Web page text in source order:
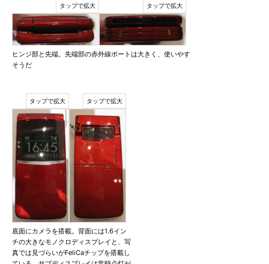
ヒンジ部と先端。先端部の赤外線ポートは大きく、使いやす
そうだ
底面にカメラを搭載。背面には1.6イン
チの大きなモノクロディスプレイと、写
真では見づらいがFeliCaチップを搭載し